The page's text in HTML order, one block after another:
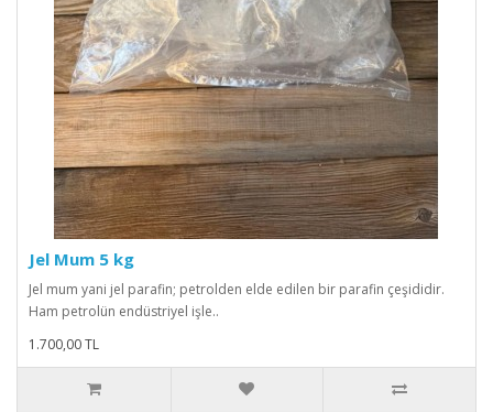
Jel Mum 5 kg
Jel mum yani jel parafin; petrolden elde edilen bir parafin çeşididir.
Ham petrolün endüstriyel işle..
1.700,00 TL